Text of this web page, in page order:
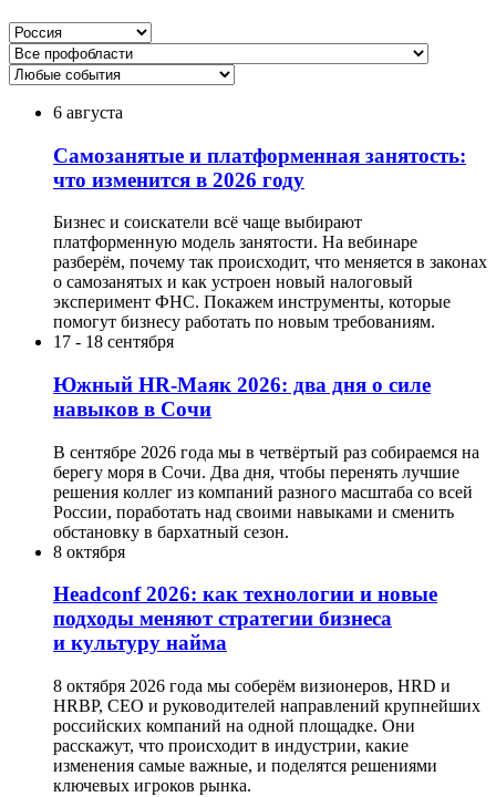
6 августа
Самозанятые и платформенная занятость:
что изменится в 2026 году
Бизнес и соискатели всё чаще выбирают
платформенную модель занятости. На вебинаре
разберём, почему так происходит, что меняется в законах
о самозанятых и как устроен новый налоговый
эксперимент ФНС. Покажем инструменты, которые
помогут бизнесу работать по новым требованиям.
17 - 18 сентября
Южный HR-Маяк 2026: два дня о силе
навыков в Сочи
В сентябре 2026 года мы в четвёртый раз собираемся на
берегу моря в Сочи. Два дня, чтобы перенять лучшие
решения коллег из компаний разного масштаба со всей
России, поработать над своими навыками и сменить
обстановку в бархатный сезон.
8 октября
Headсonf 2026: как технологии и новые
подходы меняют стратегии бизнеса
и культуру найма
8 октября 2026 года мы соберём визионеров, HRD и
HRBP, СЕО и руководителей направлений крупнейших
российских компаний на одной площадке. Они
расскажут, что происходит в индустрии, какие
изменения самые важные, и поделятся решениями
ключевых игроков рынка.